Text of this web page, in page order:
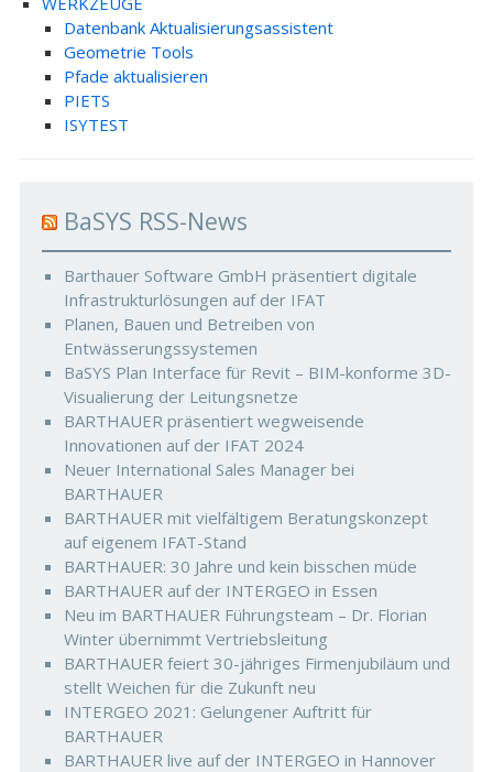
Datenbank Aktualisierungsassistent
Geometrie Tools
Pfade aktualisieren
PIETS
ISYTEST
BaSYS RSS-News
Barthauer Software GmbH präsentiert digitale
Infrastrukturlösungen auf der IFAT
Planen, Bauen und Betreiben von
Entwässerungssystemen
BaSYS Plan Interface für Revit – BIM-konforme 3D-
Visualierung der Leitungsnetze
BARTHAUER präsentiert wegweisende
Innovationen auf der IFAT 2024
Neuer International Sales Manager bei
BARTHAUER
BARTHAUER mit vielfältigem Beratungskonzept
auf eigenem IFAT-Stand
BARTHAUER: 30 Jahre und kein bisschen müde
BARTHAUER auf der INTERGEO in Essen
Neu im BARTHAUER Führungsteam – Dr. Florian
Winter übernimmt Vertriebsleitung
BARTHAUER feiert 30-jähriges Firmenjubiläum und
stellt Weichen für die Zukunft neu
INTERGEO 2021: Gelungener Auftritt für
BARTHAUER
BARTHAUER live auf der INTERGEO in Hannover